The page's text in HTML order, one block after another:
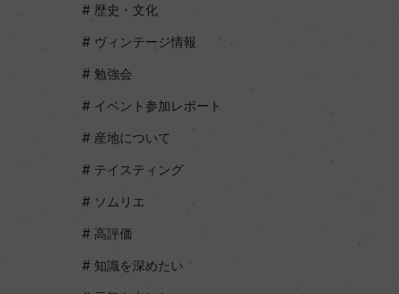
歴史・文化
ヴィンテージ情報
勉強会
イベント参加レポート
産地について
テイスティング
ソムリエ
高評価
知識を深めたい